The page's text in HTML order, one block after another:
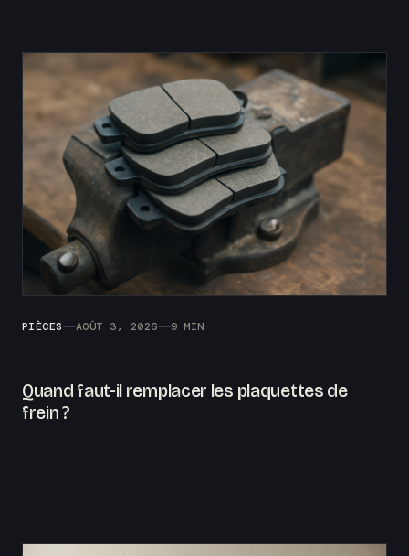
PIÈCES AOÛT 3, 2026 9 MIN
Quand faut-il remplacer les plaquettes de
frein ?